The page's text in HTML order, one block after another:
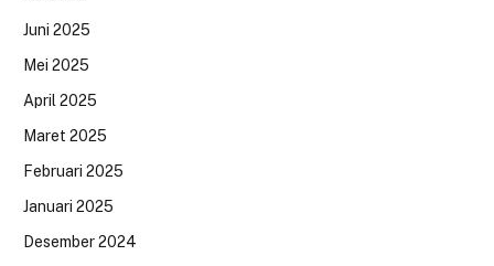
Juni 2025
Mei 2025
April 2025
Maret 2025
Februari 2025
Januari 2025
Desember 2024